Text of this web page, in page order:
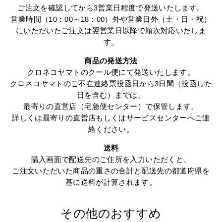
ご注文を確認してから3営業日程度で発送いたします。
営業時間（10：00～18：00）外や営業日外（土・日・祝）
にいただいたご注文は翌営業日以降で順次対応いたしま
す。
商品の発送方法
クロネコヤマトのクール便にて発送いたします。
クロネコヤマトのご不在連絡票投函日から3日間（投函した
日を含む）までは、
最寄りの直営店（宅急便センター）で保管します。
詳しくは最寄りの直営店もしくはサービスセンターへご連
絡ください。
送料
購入画面で配送先のご住所を入力いただくと、
ご注文いただいた商品の重さの合計と配送先の都道府県を
基に送料が計算されます。
その他のおすすめ